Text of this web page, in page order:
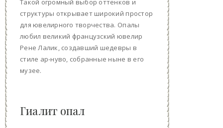
Такой огромный выбор оттенков и
структуры открывает широкий простор
для ювелирного творчества. Опалы
любил великий французский ювелир
Рене Лалик, создавший шедевры в
стиле ар-нуво, собранные ныне в его
музее.
Гиалит опал